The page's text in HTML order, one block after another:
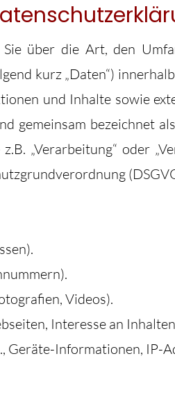
über die Art, den
kurz „Daten“)
und Inhalte sowie
gemeinsam bezeichnet
„Verarbeitung“ oder
Videos).
Interesse an
Geräte-Informationen, IP-